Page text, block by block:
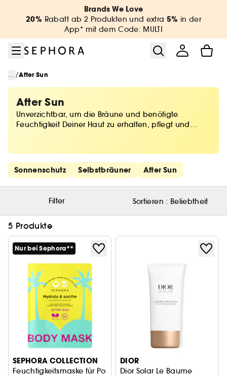
Brands We Love
20% Rabatt ab 2 Produkten und extra 5% in der
App* mit dem Code: MULTI
... /After Sun
After Sun
Unverzichtbar, um die Bräune und benötigte
Feuchtigkeit Deiner Haut zu erhalten, pflegt und
Bräunung, beugen der Hautalterung vor und
rehydrieren vollständig. Sephora vereint die
effektivsten After-Sun-Cremes, die großzügig
angewendet werden können!
Schnelllinks überspringen
Sonnenschutz Selbstbräuner After Sun
Filter Sortieren : Beliebtheit
5 Produkte
Nur bei Sephora**
SEPHORA COLLECTION
Feuchtigkeitsmaske für Po
DIOR
Dior Solar Le Baume